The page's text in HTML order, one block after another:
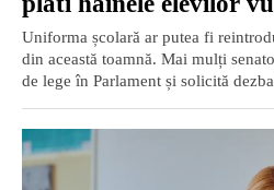
Uniforma școlară ar putea fi
din această toamnă. Mai mulți
de lege în Parlament și solicită
EXCLUSIV